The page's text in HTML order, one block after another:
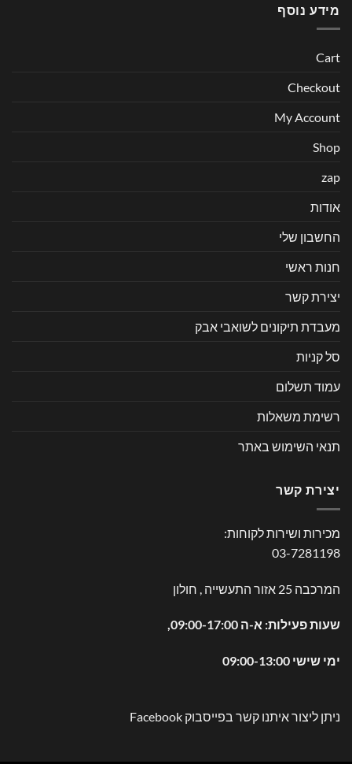
מידע נוסף
Cart
Checkout
My Account
Shop
zap
אודות
החשבון שלי
חנות ראשי
יצירת קשר
מעבדת תיקונים לשואבי אבק
סל קניות
עמוד תשלום
רשימת משאלות
תנאי השימוש באתר
יצירת קשר
מכירות ושירות לקוחות:
03-7281198
המרכבה 25 אזור התעשייה , חולון
שעות פעילות: א-ה 09:00-17:00,
ימי שישי 09:00-13:00
ניתן ליצור איתנו קשר בפייסבוק Facebook